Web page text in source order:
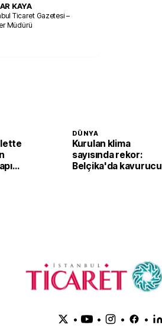
KAYA
Ticaret Gazetesi –
Müdürü
DÜNYA
Kurulan klima
sayısında rekor:
Belçika'da kavurucu
• • • •